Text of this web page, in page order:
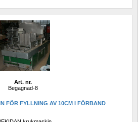
Art. nr.
Begagnad-8
FÖR FYLLNING AV 10CM I FÖRBAND